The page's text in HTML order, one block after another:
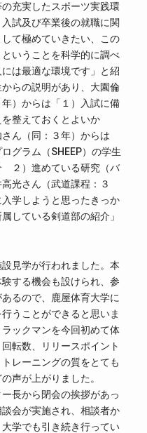
充実したスポーツ実践環
試及び卒業後の就職に関
て極めていきたい、この
いうことを科学的に調べ
は最適な環境です」と紹
らの説明があり、大園倫
）からは「１）入試に備
を整えておくとよいか
ん（同：３年）からは
グラム（SHEEP）の学生
２）進めている研究（バ
光さん（武道課程：３
学しようと思ったきっか
ている剣道部の紹介」
見学が行われました。本
する機会も設けられ、参
るので、鹿屋体育大学に
うことができると思いま
ックマンを今回初めて体
転数、リリースポイント
レーニングの質をとても
声が上がりました。
長から閉会の挨拶があっ
会が実施され、相談者か
学でも引き続き行ってい